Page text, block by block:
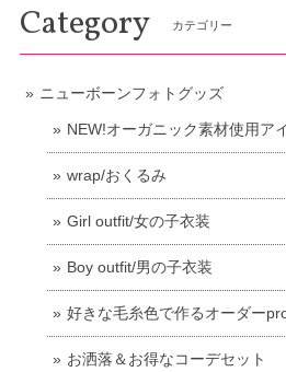
Category カテゴリー
ニューボーンフォトグッズ
NEW!オーガニック素材使用ア
wrap/おくるみ
Girl outfit/女の子衣装
Boy outfit/男の子衣装
好きな毛糸色で作るオーダー
お洒落＆お得なコーデセット